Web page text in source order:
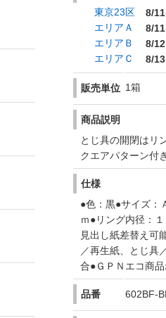
東京23区
8/11
エリアＡ
8/11
エリアＢ
8/12
エリアＣ
8/13
販売単位 1箱
商品説明
とじ具の開閉はリ
クエアパターン付
仕様
●色：黒●サイズ：
ｍ●リング内径：
見出し紙差替え可
／再生紙、とじ具
合●ＧＰＮエコ商
品番 602BF-